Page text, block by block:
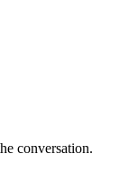
conversation.